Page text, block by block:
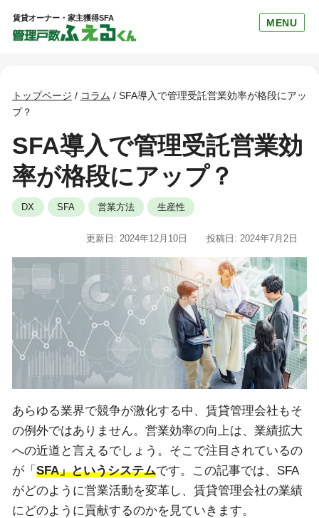
賃貸オーナー・家主獲得SFA MENU
トップページ / コラム / SFA導入で管理受託営業効率が格段にアッ
プ？
SFA導入で管理受託営業効
率が格段にアップ？
DX SFA 営業方法 生産性
投稿日: 2024年7月2日
更新日: 2024年12月10日
あらゆる業界で競争が激化する中、賃貸管理会社もそ
の例外ではありません。営業効率の向上は、業績拡大
への近道と言えるでしょう。そこで注目されているの
が「 SFA」というシステムです。この記事では、SFA
がどのように営業活動を変革し、賃貸管理会社の業績
にどのように貢献するのかを見ていきます。